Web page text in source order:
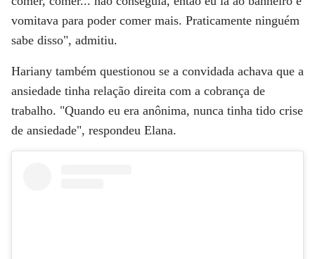
vomitava para poder comer mais. Praticamente ninguém
sabe disso", admitiu.
Hariany também questionou se a convidada achava que a
ansiedade tinha relação direita com a cobrança de
trabalho. "Quando eu era anônima, nunca tinha tido crise
de ansiedade", respondeu Elana.